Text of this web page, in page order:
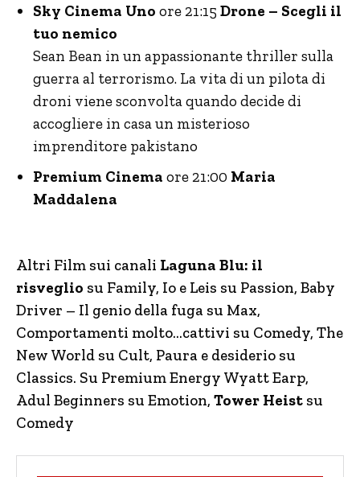
Sky Cinema Uno ore 21:15 Drone – Scegli il
tuo nemico
Sean Bean in un appassionante thriller sulla
guerra al terrorismo. La vita di un pilota di
droni viene sconvolta quando decide di
accogliere in casa un misterioso
imprenditore pakistano
Premium Cinema ore 21:00 Maria
Maddalena
Altri Film sui canali Laguna Blu: il
risveglio su Family, Io e Leis su Passion, Baby
Driver – Il genio della fuga su Max,
Comportamenti molto…cattivi su Comedy, The
New World su Cult, Paura e desiderio su
Classics. Su Premium Energy Wyatt Earp,
Adul Beginners su Emotion, Tower Heist su
Comedy